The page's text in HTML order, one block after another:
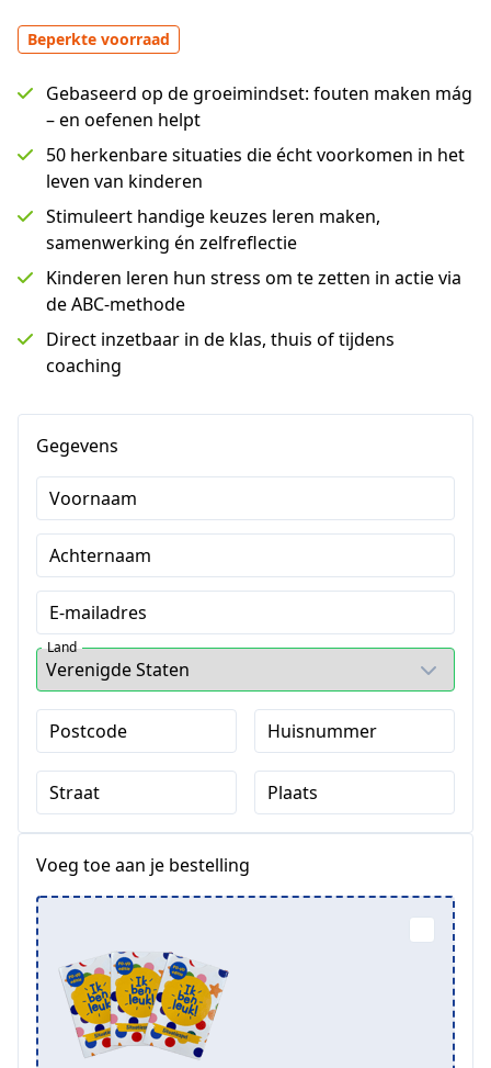
Beperkte voorraad
Gebaseerd op de groeimindset: fouten maken mág
– en oefenen helpt
50 herkenbare situaties die écht voorkomen in het
leven van kinderen
Stimuleert handige keuzes leren maken,
samenwerking én zelfreflectie
Kinderen leren hun stress om te zetten in actie via
de ABC-methode
Direct inzetbaar in de klas, thuis of tijdens
coaching
Gegevens
Voornaam
Achternaam
E-mailadres
Land
Postcode Huisnummer
Straat Plaats
Voeg toe aan je bestelling